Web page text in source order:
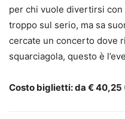
per chi vuole divertirsi con
troppo sul serio, ma sa
cercate un concerto dove
squarciagola, questo è
Costo biglietti: da € 40,25